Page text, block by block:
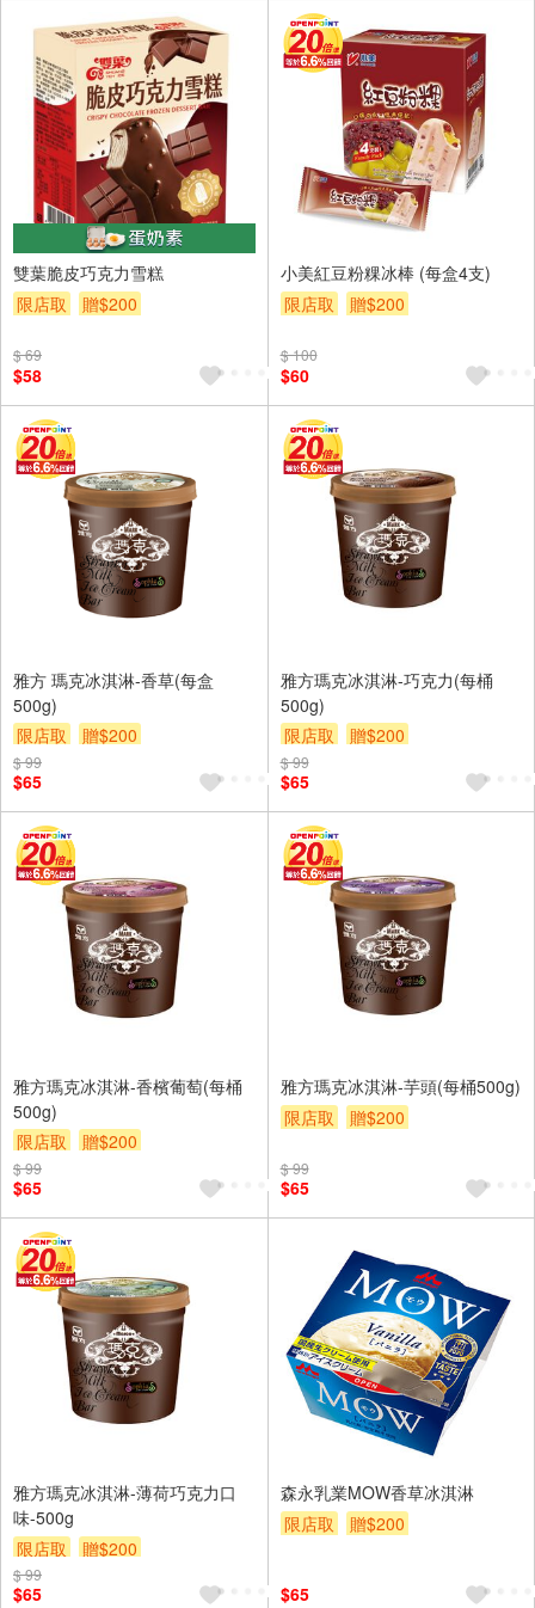
雙葉脆皮巧克力雪糕
限店取
贈$200
$ 69
$58
小美紅豆粉粿冰棒 (每盒4支)
限店取
贈$200
$ 100
$60
雅方 瑪克冰淇淋-香草(每盒
500g)
限店取
贈$200
$ 99
$65
雅方瑪克冰淇淋-巧克力(每桶
500g)
限店取
贈$200
$ 99
$65
雅方瑪克冰淇淋-香檳葡萄(每桶
500g)
限店取
贈$200
$ 99
$65
雅方瑪克冰淇淋-芋頭(每桶500g)
限店取
贈$200
$ 99
$65
雅方瑪克冰淇淋-薄荷巧克力口
味-500g
限店取
贈$200
$ 99
$65
森永乳業MOW香草冰淇淋
限店取
贈$200
$65